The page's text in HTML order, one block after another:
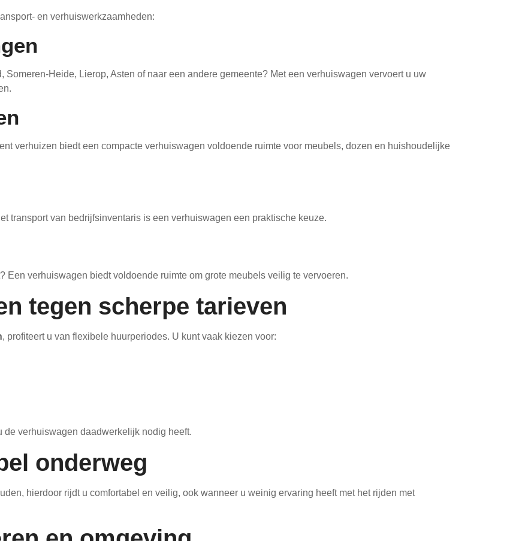
en verhuiswerkzaamheden:
Heide, Lierop, Asten of naar een andere gemeente? Met een verhuiswagen vervoert u uw
verhuizen biedt een compacte verhuiswagen voldoende ruimte voor meubels, dozen en huishoudelijke
transport van bedrijfsinventaris is een verhuiswagen een praktische keuze.
Een verhuiswagen biedt voldoende ruimte om grote meubels veilig te vervoeren.
tegen scherpe tarieven
, profiteert u van flexibele huurperiodes. U kunt vaak kiezen voor:
verhuiswagen daadwerkelijk nodig heeft.
onderweg
hierdoor rijdt u comfortabel en veilig, ook wanneer u weinig ervaring heeft met het rijden met